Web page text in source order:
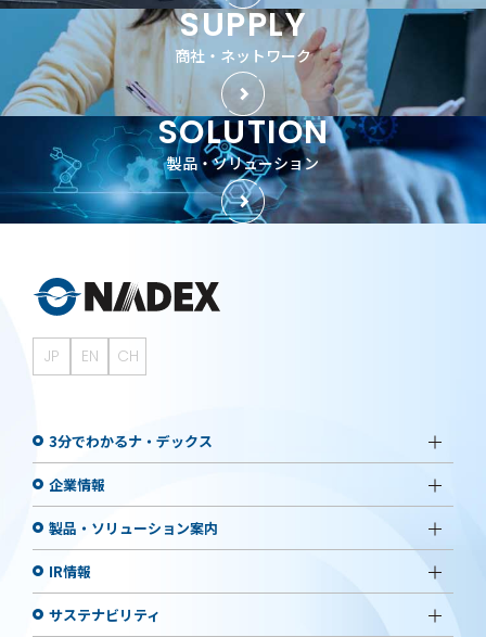
SUPPLY
商社・ネットワーク
SOLUTION
製品・ソリューション
JP EN CH
3分でわかるナ・デックス
企業情報
製品・ソリューション案内
IR情報
サステナビリティ